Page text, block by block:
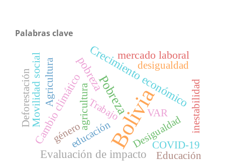
Palabras clave
Bolivia
Pobreza
pobreza
Evaluación de impacto
Crecimiento económico
Cambio climático
mercado laboral
agricultura
Movilidad social
Desigualdad
Agricultura
educación
desigualdad
Deforestación Trabajo
COVID-19
VAR
Educación
género inestabilidad